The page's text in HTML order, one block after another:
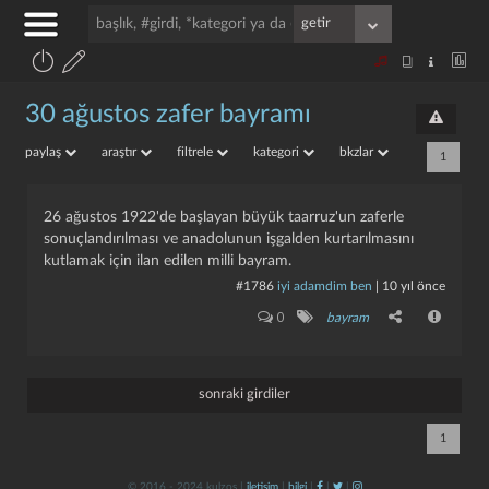
30 ağustos zafer bayramı
paylaş araştır filtrele kategori bkzlar 1
26 ağustos 1922'de başlayan büyük taarruz'un zaferle
sonuçlandırılması ve anadolunun işgalden kurtarılmasını
kutlamak için ilan edilen milli bayram.
#1786 i̇yi adamdim ben 10 yıl önce
0 bayram
sonraki girdiler
1
© 2016 - 2024 kulzos | iletişim| bilgi| | |